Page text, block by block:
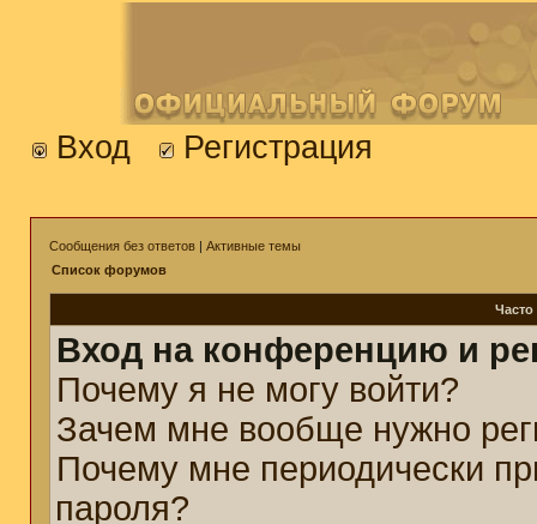
Вход Регистрация
Сообщения без ответов | Активные темы
Список форумов
Вход на конференцию и
Почему я не могу войти?
Зачем мне вообще нужно
Почему мне периодически
пароля?